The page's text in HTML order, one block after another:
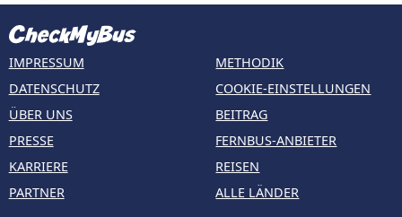
IMPRESSUM
DATENSCHUTZ
ÜBER UNS
PRESSE
KARRIERE
PARTNER
METHODIK
COOKIE-EINSTELLUNGEN
BEITRAG
FERNBUS-ANBIETER
REISEN
ALLE LÄNDER